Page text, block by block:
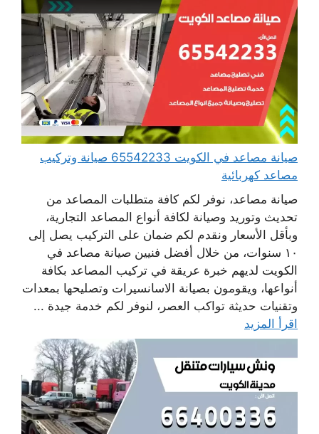
صيانة مصاعد في الكويت 65542233 صيانة وتركيب
مصاعد كهربائية
صيانة مصاعد، نوفر لكم كافة متطلبات المصاعد من
تحديث وتوريد وصيانة لكافة أنواع المصاعد التجارية،
وبأقل الأسعار ونقدم لكم ضمان على التركيب يصل إلى
١٠ سنوات، من خلال أفضل فنيين صيانة مصاعد في
الكويت لديهم خبرة عريقة في تركيب المصاعد بكافة
أنواعها، ويقومون بصيانة الاسانسيرات وتصليحها بمعدات
وتقنيات حديثة تواكب العصر، لنوفر لكم خدمة جيدة ...
اقرأ المزيد